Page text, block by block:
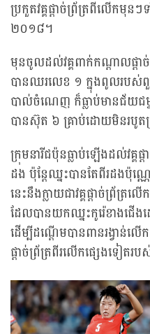
ប្រកួតវគ្គផ្តាច់ព្រ័ត្រពីលើកមុ
២០១៨។
មុនចូលដល់វគ្គពាក់កណ្តាលផ្តាច់
បានឈរលេខ ១ ក្នុងពូលរបស់ពួ
បាល់ចំណេញ ក៏ធ្លាប់មានជ័យជម្
បានស៊ុត ៦ គ្រាប់ដោយមិនរបូត
ក្រុមនារីជប៉ុនធ្លាប់ឡើងដល់វគ្គផ្
ដង ប៉ុន្តែឈ្នះបានតែពីរដងប៉ុ
នេះនឹងក្លាយជាវគ្គផ្តាច់ព្រ័ត្រ
ដែលបានយកឈ្នះកូរ៉េខាងជើ
ដើម្បីដណ្តើមបានពានរង្វាន់
ផ្តាច់ព្រ័ត្រពីរលើកផ្សេងទៀត